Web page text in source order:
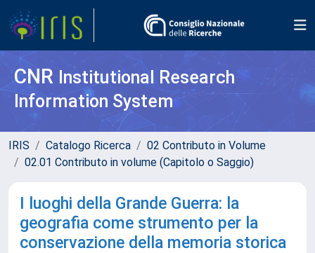
CNR Institutional Research
Information System
IRIS Catalogo Ricerca
02 Contributo in Volume
02.01 Contributo in volume (Capitolo o Saggio)
I luoghi della Grande Guerra: la
geografia come strumento per la
conservazione della memoria storica